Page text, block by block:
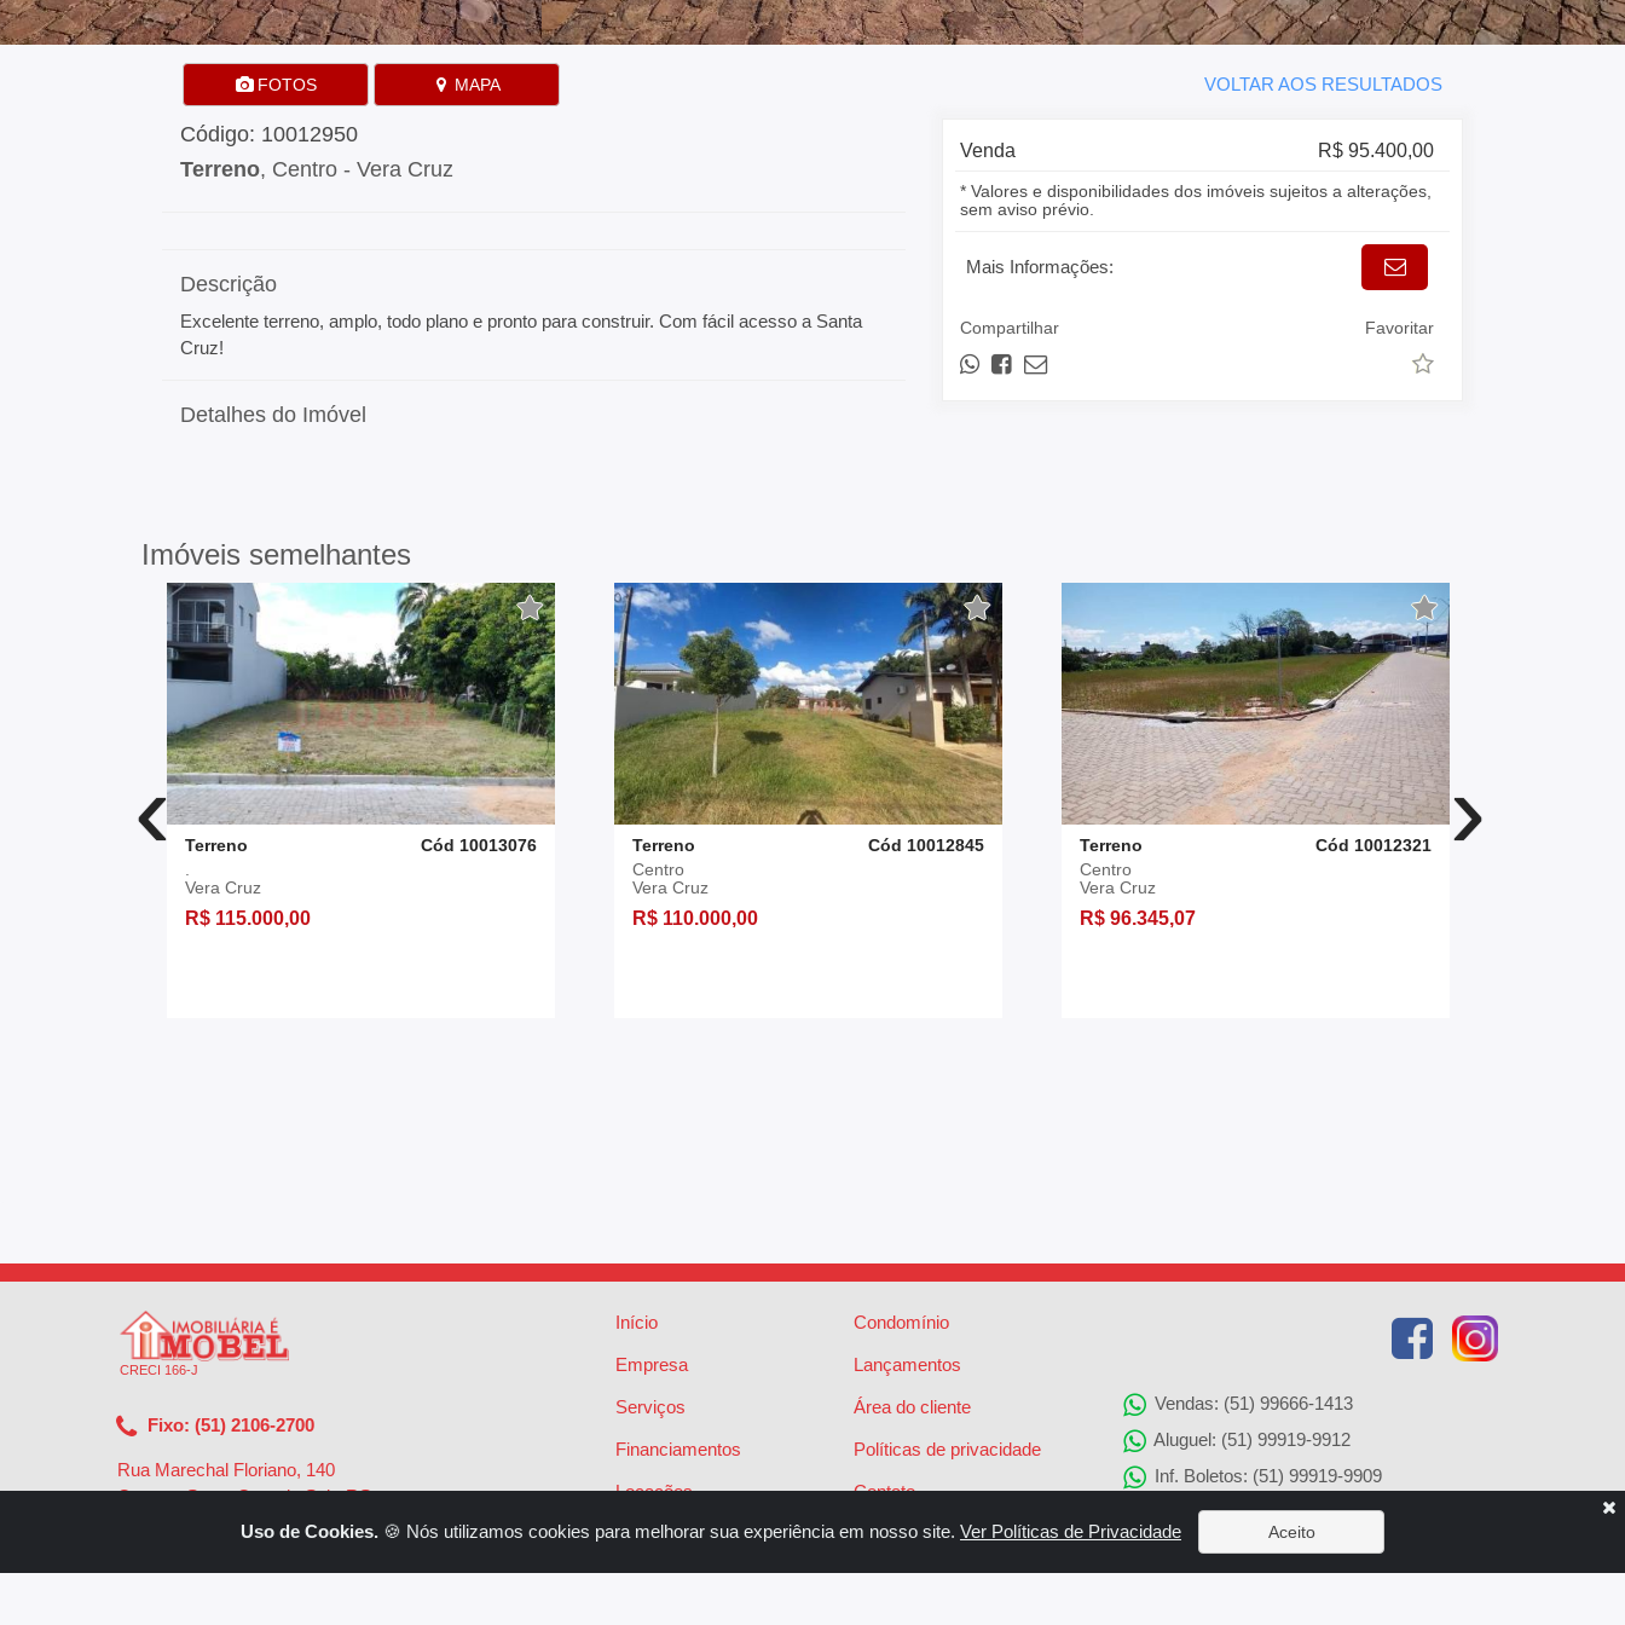
FOTOS MAPA VOLTAR AOS RESULTADOS
Código: 10012950
Terreno, Centro - Vera Cruz
Descrição
Excelente terreno, amplo, todo plano e pronto para construir. Com fácil acesso a Santa
Cruz!
Detalhes do Imóvel
Venda R$ 95.400,00
* Valores e disponibilidades dos imóveis sujeitos a alterações,
sem aviso prévio.
Mais Informações:
Compartilhar Favoritar
Imóveis semelhantes
‹ Terreno
Cód 10013076
Vera Cruz
R$ 115.000,00
Terreno
Cód 10012845
Centro
Vera Cruz
R$ 110.000,00
Terreno
Cód 10012321
Centro
Vera Cruz
R$ 96.345,07
›
CRECI 166-J
Fixo: (51) 2106-2700
Rua Marechal Floriano, 140
Centro - Santa Cruz do Sul - RS -
Início
Empresa
Serviços
Financiamentos
Locações
Vendas
Condomínio
Lançamentos
Área do cliente
Políticas de privacidade
Contato
Vendas: (51) 99666-1413
Aluguel: (51) 99919-9912
Inf. Boletos: (51) 99919-9909
Agenciamento de Imóveis: (51) 99919-9905
Solicitação de Reparos: (51) 99919-9907
Uso de Cookies. 🍪 Nós utilizamos cookies para melhorar sua experiência em nosso site. Ver Políticas de Privacidade Aceito